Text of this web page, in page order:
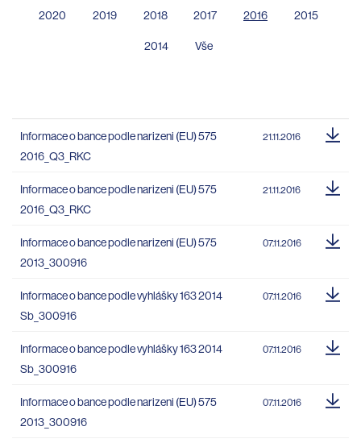
2020 2019 2018 2017 2016 2015
2014 Vše
Informace o bance podle narizeni (EU) 575
2016_Q3_RKC
21.11.2016
Informace o bance podle narizeni (EU) 575
2016_Q3_RKC
21.11.2016
Informace o bance podle narizeni (EU) 575
2013_300916
07.11.2016
Informace o bance podle vyhlášky 163 2014
Sb_300916
07.11.2016
Informace o bance podle vyhlášky 163 2014
Sb_300916
07.11.2016
Informace o bance podle narizeni (EU) 575
2013_300916
07.11.2016